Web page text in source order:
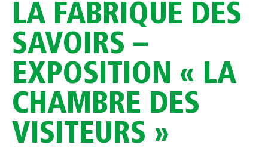
LA FABRIQUE DES
SAVOIRS –
EXPOSITION « LA
CHAMBRE DES
VISITEURS »